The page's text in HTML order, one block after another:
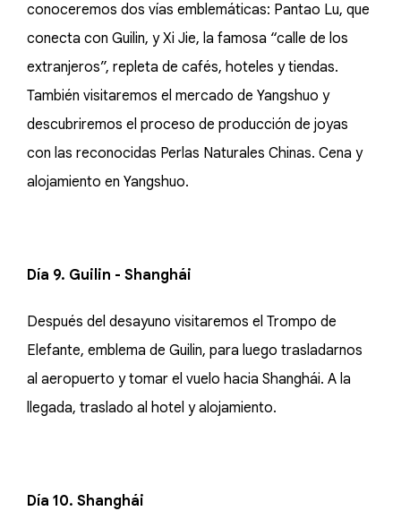
conoceremos dos vías emblemáticas: Pantao Lu, que
conecta con Guilin, y Xi Jie, la famosa “calle de los
extranjeros”, repleta de cafés, hoteles y tiendas.
También visitaremos el mercado de Yangshuo y
descubriremos el proceso de producción de joyas
con las reconocidas Perlas Naturales Chinas. Cena y
alojamiento en Yangshuo.
Día 9. Guilin - Shanghái
Después del desayuno visitaremos el Trompo de
Elefante, emblema de Guilin, para luego trasladarnos
al aeropuerto y tomar el vuelo hacia Shanghái. A la
llegada, traslado al hotel y alojamiento.
Día 10. Shanghái